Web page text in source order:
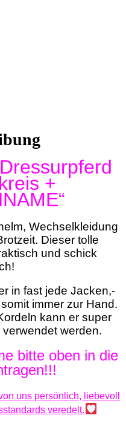
+
Wechselkleidung
Dieser tolle
und schick
in fast jede Jacken,-
immer zur Hand.
kann er super
werden.
bitte oben in die
uns persönlich, liebevoll
veredelt.